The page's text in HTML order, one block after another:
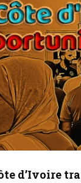
d’Ivoire